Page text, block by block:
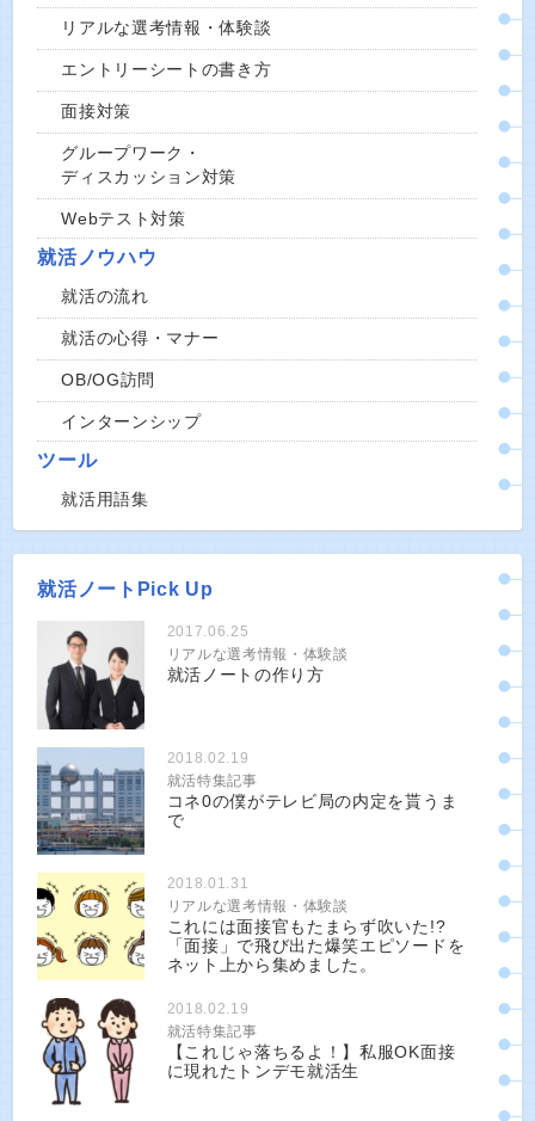
リアルな選考情報・体験談
エントリーシートの書き方
面接対策
グループワーク・
ディスカッション対策
Webテスト対策
就活ノウハウ
就活の流れ
就活の心得・マナー
OB/OG訪問
インターンシップ
ツール
就活用語集
就活ノートPick Up
2017.06.25
リアルな選考情報・体験談
就活ノートの作り方
2018.02.19
就活特集記事
コネ0の僕がテレビ局の内定を貰うま
で
2018.01.31
リアルな選考情報・体験談
これには面接官もたまらず吹いた!?
「面接」で飛び出た爆笑エピソードを
ネット上から集めました。
2018.02.19
就活特集記事
【これじゃ落ちるよ！】私服OK面接
に現れたトンデモ就活生